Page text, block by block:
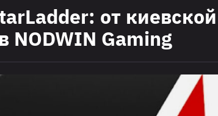
от
NODWIN Gaming